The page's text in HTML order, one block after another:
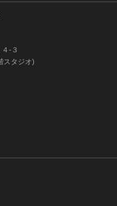
-３
スタジオ)